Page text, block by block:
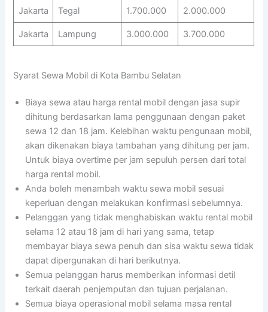
Jakarta Tegal 1.700.000 2.000.000
Jakarta Lampung 3.000.000 3.700.000
Syarat Sewa Mobil di Kota Bambu Selatan
Biaya sewa atau harga rental mobil dengan jasa supir
dihitung berdasarkan lama penggunaan dengan paket
sewa 12 dan 18 jam. Kelebihan waktu pengunaan mobil,
akan dikenakan biaya tambahan yang dihitung per jam.
Untuk biaya overtime per jam sepuluh persen dari total
harga rental mobil.
Anda boleh menambah waktu sewa mobil sesuai
keperluan dengan melakukan konfirmasi sebelumnya.
Pelanggan yang tidak menghabiskan waktu rental mobil
selama 12 atau 18 jam di hari yang sama, tetap
membayar biaya sewa penuh dan sisa waktu sewa tidak
dapat dipergunakan di hari berikutnya.
Semua pelanggan harus memberikan informasi detil
terkait daerah penjemputan dan tujuan perjalanan.
Semua biaya operasional mobil selama masa rental